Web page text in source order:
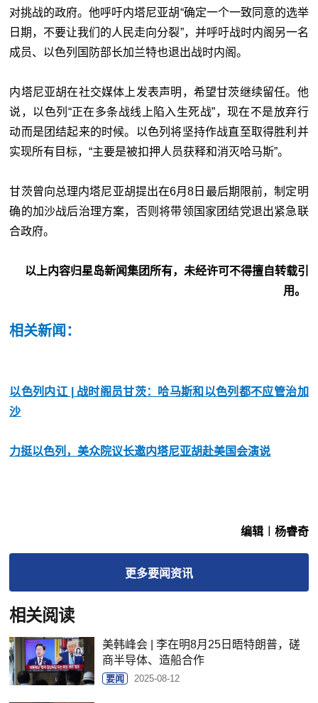
对挑战的政府。他呼吁内塔尼亚胡“确定一个一致同意的选举
日期，不要让我们的人民走向分裂”，并呼吁战时内阁另一名
成员、以色列国防部长加兰特也退出战时内阁。
内塔尼亚胡在社交媒体上发表声明，希望甘茨继续留任。他
说，以色列“正在多条战线上陷入生死战”，现在不是放弃行
动而是团结起来的时候。以色列将坚持作战直至取得胜利并
实现所有目标，“主要是被扣押人员获释和消灭哈马斯”。
甘茨曾向总理内塔尼亚胡提出在6月8日最后期限前，制定明
确的加沙战后治理方案，否则将带领国家团结党退出紧急联
合政府。
以上内容归星岛新闻集团所有，未经许可不得擅自转载引
用。
相关新闻：
以色列内讧 | 战时阁员甘茨：哈马斯和以色列都不应管治加
沙
力挺以色列，美众院议长邀内塔尼亚胡赴美国会演说
编辑︱杨睿奇
更多要闻资讯
相关阅读
美韩峰会 | 李在明8月25日晤特朗普，磋
商半导体、造船合作
要闻 2025-08-12